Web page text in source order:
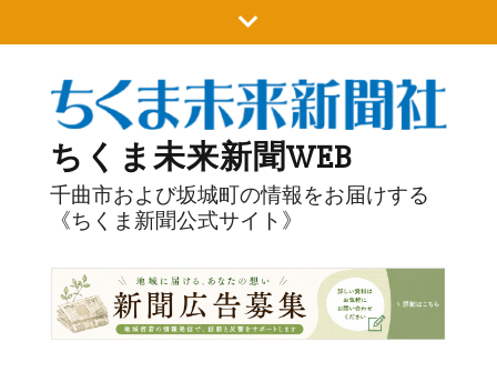
to
ちくま未来新聞WEB
千曲市および坂城町の情報をお届けする
《ちくま新聞公式サイト》